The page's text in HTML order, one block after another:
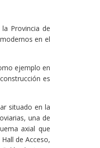
Provincia de
en el
ejemplo en
es
situado en la
una de
axial que
de Acceso,